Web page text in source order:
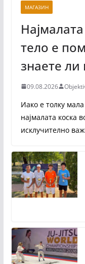
МАГАЗИН
тело е
знаете ли
09.08.2026
Иако е толку
најмалата коска
исклучително